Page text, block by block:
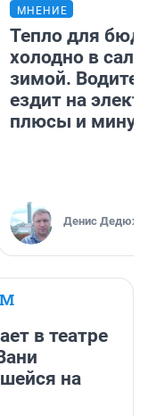
МНЕНИЕ
Тепло для
холодно в
зимой.
ездит на
плюсы и
Денис
в театре
на